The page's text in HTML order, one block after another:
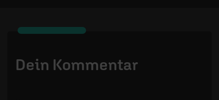
Dein Kommentar